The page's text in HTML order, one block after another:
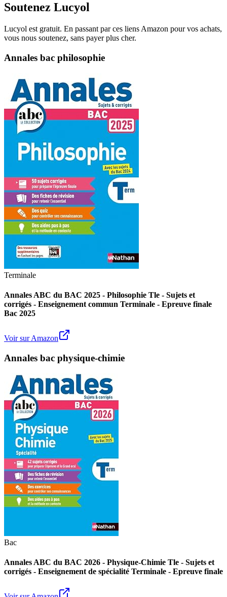
Soutenez Lucyol
Lucyol est gratuit. En passant par ces liens Amazon pour vos achats,
vous nous soutenez, sans payer plus cher.
Annales bac philosophie
Terminale
Annales ABC du BAC 2025 - Philosophie Tle - Sujets et
corrigés - Enseignement commun Terminale - Epreuve finale
Bac 2025
Voir sur Amazon
Annales bac physique-chimie
Bac
Annales ABC du BAC 2026 - Physique-Chimie Tle - Sujets et
corrigés - Enseignement de spécialité Terminale - Epreuve finale